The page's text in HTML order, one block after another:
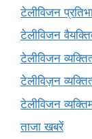
टेलीविजन
टेलीविजन
टेलीविजन
टेलीविज़न
टेलीविजन
ताजा खबरें